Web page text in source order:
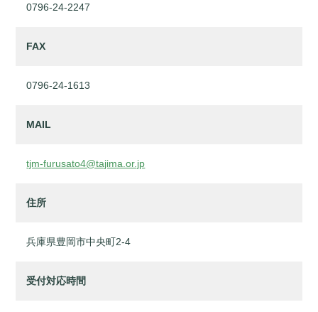
0796-24-2247
FAX
0796-24-1613
MAIL
tjm-furusato4@tajima.or.jp
住所
兵庫県豊岡市中央町2-4
受付対応時間